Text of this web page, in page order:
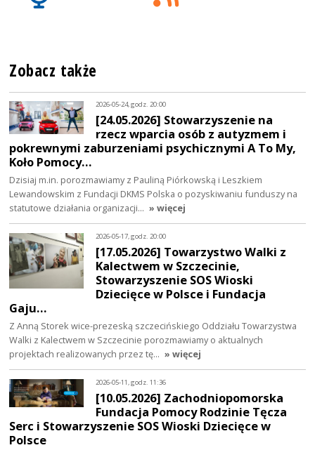
Zobacz także
2026-05-24, godz. 20:00
[24.05.2026] Stowarzyszenie na
rzecz wparcia osób z autyzmem i
pokrewnymi zaburzeniami psychicznymi A To My,
Koło Pomocy…
Dzisiaj m.in. porozmawiamy z Pauliną Piórkowską i Leszkiem
Lewandowskim z Fundacji DKMS Polska o pozyskiwaniu funduszy na
statutowe działania organizacji… » więcej
2026-05-17, godz. 20:00
[17.05.2026] Towarzystwo Walki z
Kalectwem w Szczecinie,
Stowarzyszenie SOS Wioski
Dziecięce w Polsce i Fundacja
Gaju…
Z Anną Storek wice-prezeską szczecińskiego Oddziału Towarzystwa
Walki z Kalectwem w Szczecinie porozmawiamy o aktualnych
projektach realizowanych przez tę… » więcej
2026-05-11, godz. 11:36
[10.05.2026] Zachodniopomorska
Fundacja Pomocy Rodzinie Tęcza
Serc i Stowarzyszenie SOS Wioski Dziecięce w
Polsce